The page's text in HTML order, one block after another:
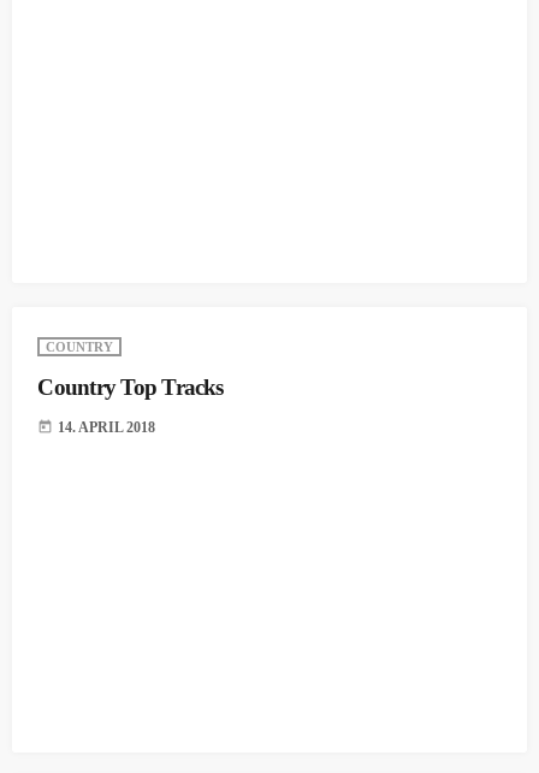
COUNTRY
Country Top Tracks
today 14. APRIL 2018